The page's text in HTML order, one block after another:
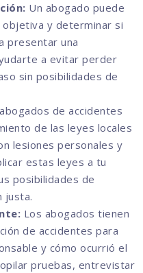
Un abogado puede
objetiva y determinar si
presentar una
a evitar perder
sin posibilidades de
de accidentes
de las leyes locales
lesiones personales y
estas leyes a tu
posibilidades de
justa.
Los abogados tienen
de accidentes para
y cómo ocurrió el
pruebas, entrevistar